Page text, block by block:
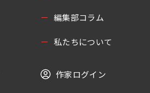
編集部コラム
私たちについて
作家ログイン